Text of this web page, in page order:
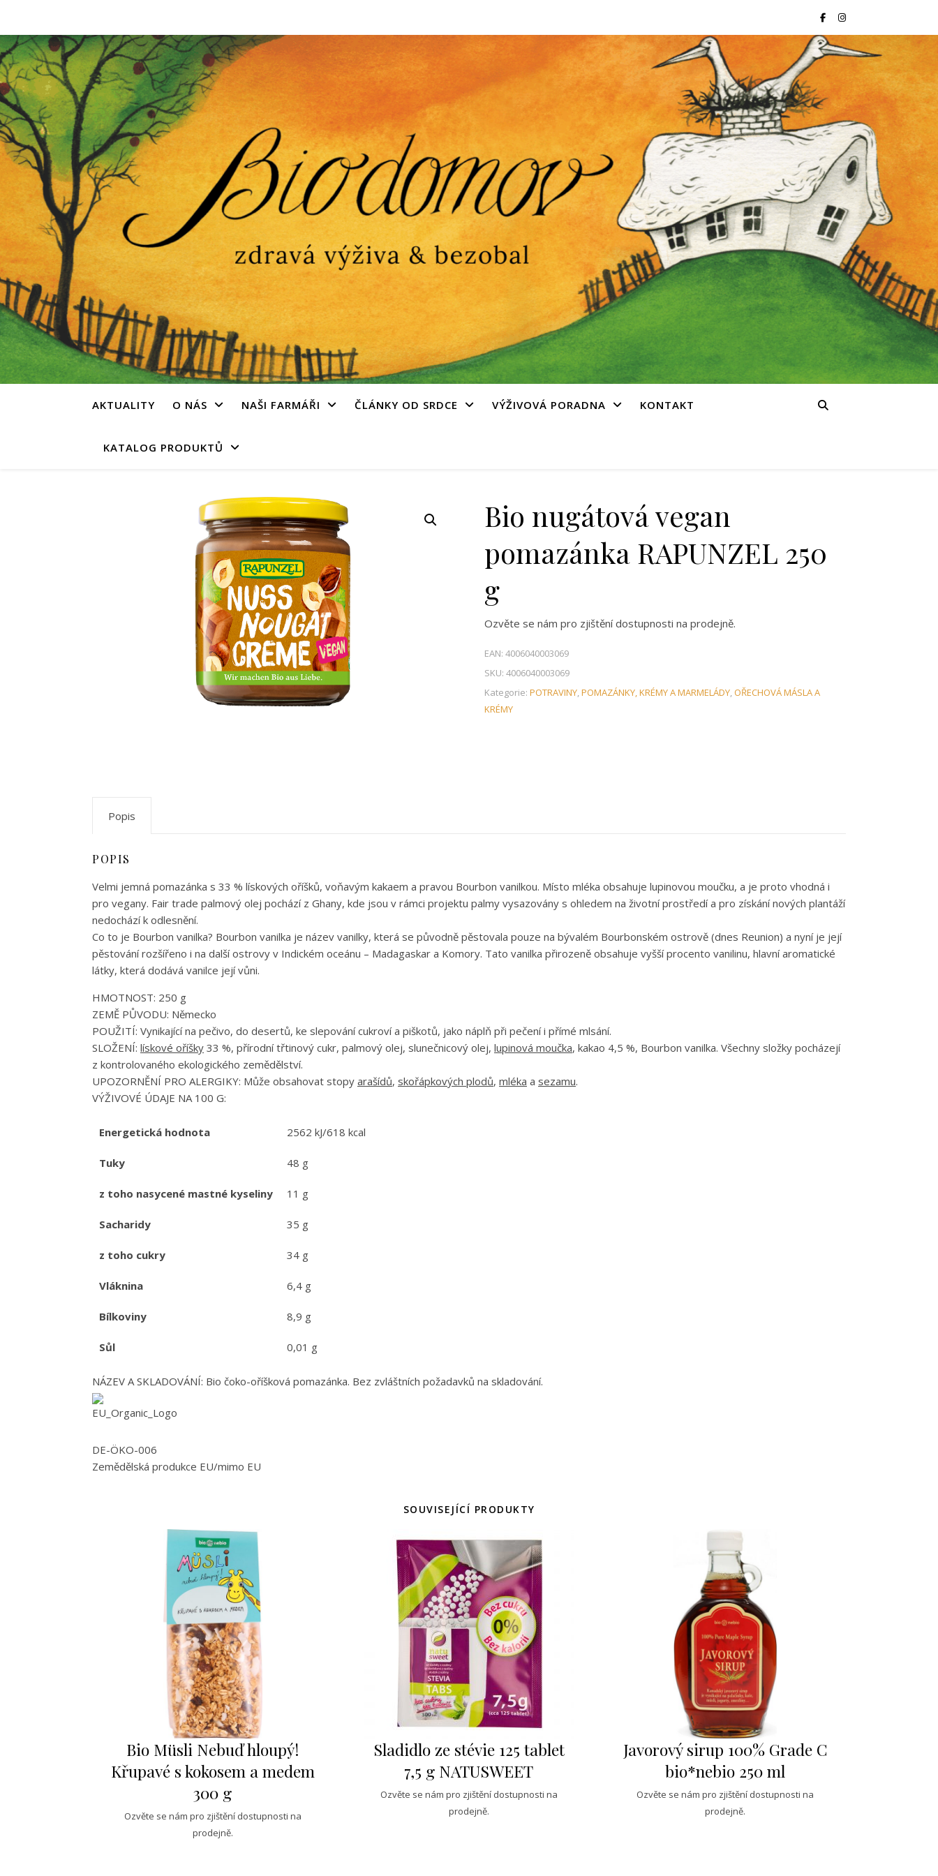
AKTUALITY O NÁS NAŠI FARMÁŘI ČLÁNKY OD SRDCE VÝŽIVOVÁ PORADNA KONTAKT
KATALOG PRODUKTŮ
Bio nugátová vegan
pomazánka RAPUNZEL 250
g
Ozvěte se nám pro zjištění dostupnosti na prodejně.
EAN: 4006040003069
SKU: 4006040003069
Kategorie: POTRAVINY,POMAZÁNKY, KRÉMY A MARMELÁDY,OŘECHOVÁ MÁSLA A
KRÉMY
Popis
POPIS
Velmi jemná pomazánka s 33 % lískových oříšků, voňavým kakaem a pravou Bourbon vanilkou. Místo mléka obsahuje lupinovou moučku, a je proto vhodná i
pro vegany. Fair trade palmový olej pochází z Ghany, kde jsou v rámci projektu palmy vysazovány s ohledem na životní prostředí a pro získání nových plantáží
nedochází k odlesnění.
Co to je Bourbon vanilka? Bourbon vanilka je název vanilky, která se původně pěstovala pouze na bývalém Bourbonském ostrově (dnes Reunion) a nyní je její
pěstování rozšířeno i na další ostrovy v Indickém oceánu – Madagaskar a Komory. Tato vanilka přirozeně obsahuje vyšší procento vanilinu, hlavní aromatické
látky, která dodává vanilce její vůni.
HMOTNOST: 250 g
ZEMĚ PŮVODU: Německo
POUŽITÍ: Vynikající na pečivo, do desertů, ke slepování cukroví a piškotů, jako náplň při pečení i přímé mlsání.
SLOŽENÍ: lískové oříšky 33 %, přírodní třtinový cukr, palmový olej, slunečnicový olej, lupinová moučka, kakao 4,5 %, Bourbon vanilka. Všechny složky pocházejí
z kontrolovaného ekologického zemědělství.
UPOZORNĚNÍ PRO ALERGIKY: Může obsahovat stopy arašídů, skořápkových plodů, mléka a sezamu.
VÝŽIVOVÉ ÚDAJE NA 100 G:
Energetická hodnota 2562 kJ/618 kcal
Tuky 48 g
z toho nasycené mastné kyseliny 11 g
Sacharidy 35 g
z toho cukry 34 g
Vláknina 6,4 g
Bílkoviny 8,9 g
Sůl 0,01 g
NÁZEV A SKLADOVÁNÍ: Bio čoko-oříšková pomazánka. Bez zvláštních požadavků na skladování.
DE-ÖKO-006
Zemědělská produkce EU/mimo EU
SOUVISEJÍCÍ PRODUKTY
Bio Müsli Nebuď hloupý!
Křupavé s kokosem a medem
300 g
Ozvěte se nám pro zjištění dostupnosti na
prodejně.
Sladidlo ze stévie 125 tablet
7,5 g NATUSWEET
Ozvěte se nám pro zjištění dostupnosti na
prodejně.
Javorový sirup 100% Grade C
bio*nebio 250 ml
Ozvěte se nám pro zjištění dostupnosti na
prodejně.